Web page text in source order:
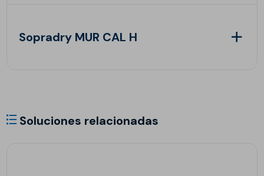
Sopradry MUR CAL H
Soluciones relacionadas